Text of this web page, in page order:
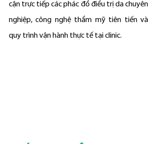
cận trực tiếp các phác đồ điều trị da chuyên
nghiệp, công nghệ thẩm mỹ tiên tiến và
quy trình vận hành thực tế tại clinic.